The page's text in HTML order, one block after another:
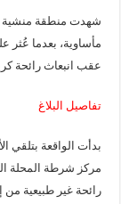
شهدت منطقة منشية
مأساوية، بعدما
عقب انبعاث رائحة
تفاصيل البلاغ
بدأت الواقعة بتلقي
مركز شرطة المحلة
رائحة غير طبيعية